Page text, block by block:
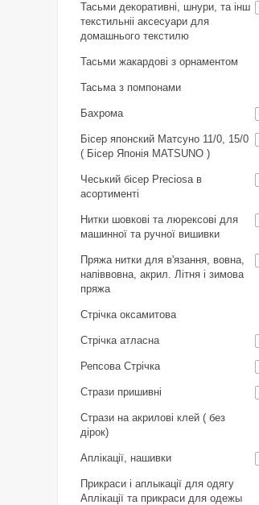
Тасьми декоративні, шнури, та інш
текстильніі аксесуари для
домашнього текстилю
Тасьми жакардові з орнаментом
Тасьма з помпонами
Бахрома
Бісер японский Матсуно 11/0, 15/0
( Бісер Японія MATSUNO )
Чеський бісер Preciosa в
асортименті
Нитки шовкові та люрексові для
машинної та ручної вишивки
Пряжа нитки для в'язання, вовна,
напіввовна, акрил. Літня і зимова
пряжа
Стрічка оксамитова
Стрічка атласна
Репсова Стрічка
Стрази пришивні
Стрази на акрилові клей ( без
дірок)
Аплікації, нашивки
Прикраси і аплыкації для одягу
Аплікації та прикраси для одежы